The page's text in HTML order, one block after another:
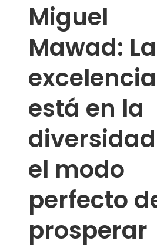
Miguel
Mawad: La
excelencia
está en la
el modo
perfecto
prosperar